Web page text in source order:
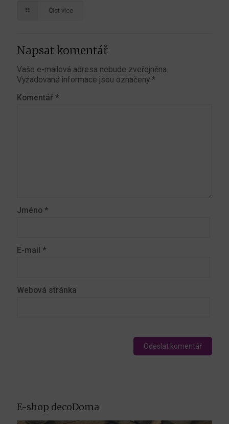
Číst více
Napsat komentář
Vaše e-mailová adresa nebude zveřejněna.
Vyžadované informace jsou označeny *
Komentář *
Jméno *
E-mail *
Webová stránka
E-shop decoDoma